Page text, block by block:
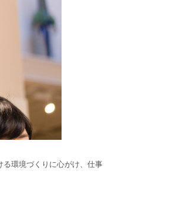
環境づくりに心がけ、仕事